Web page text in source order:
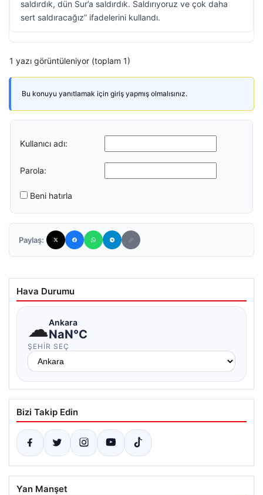
saldırdık, dün Sur’a saldırdık. Saldırıyoruz ve çok daha
sert saldıracağız” ifadelerini kullandı.
1 yazı görüntüleniyor (toplam 1)
Bu konuyu yanıtlamak için giriş yapmış olmalısınız.
Kullanıcı adı:
Parola:
Beni hatırla
Paylaş:
Hava Durumu
☁Ankara
NaN°C
ŞEHIR SEÇ
Bizi Takip Edin
Yan Manşet